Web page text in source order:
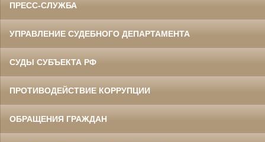
ПРЕСС-СЛУЖБА
УПРАВЛЕНИЕ СУДЕБНОГО ДЕПАРТАМЕНТА
СУДЫ СУБЪЕКТА РФ
ПРОТИВОДЕЙСТВИЕ КОРРУПЦИИ
ОБРАЩЕНИЯ ГРАЖДАН